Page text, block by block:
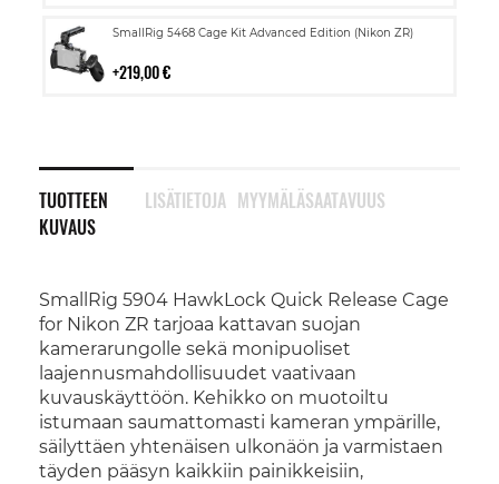
SmallRig 5468 Cage Kit Advanced Edition (Nikon ZR)
219,00 €
Lisää
TUOTTEEN
KUVAUS
SmallRig 5904 HawkLock Quick Release Cage
for Nikon ZR tarjoaa kattavan suojan
kamerarungolle sekä monipuoliset
laajennusmahdollisuudet vaativaan
kuvauskäyttöön. Kehikko on muotoiltu
istumaan saumattomasti kameran ympärille,
säilyttäen yhtenäisen ulkonäön ja varmistaen
täyden pääsyn kaikkiin painikkeisiin,
LISÄTIETOJA MYYMÄLÄSAATAVUUS